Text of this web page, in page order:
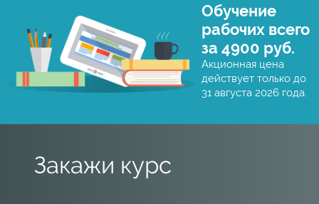
Обучение
рабочих всего
за 4900 руб.
Акционная цена
действует только до
31 августа 2026 года.
Закажи курс